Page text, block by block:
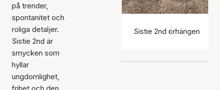
på trender,
spontanitet och
roliga detaljer.
Sistie 2nd är
smycken som
hyllar
ungdomlighet,
Sistie 2nd örhängen